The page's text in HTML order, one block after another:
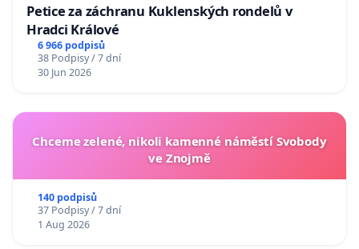
Petice za záchranu Kuklenských rondelů v
Hradci Králové
6 966 podpisů
38 Podpisy / 7 dní
30 Jun 2026
Chceme zelené, nikoli kamenné náměstí Svobody
ve Znojmě
140 podpisů
37 Podpisy / 7 dní
1 Aug 2026